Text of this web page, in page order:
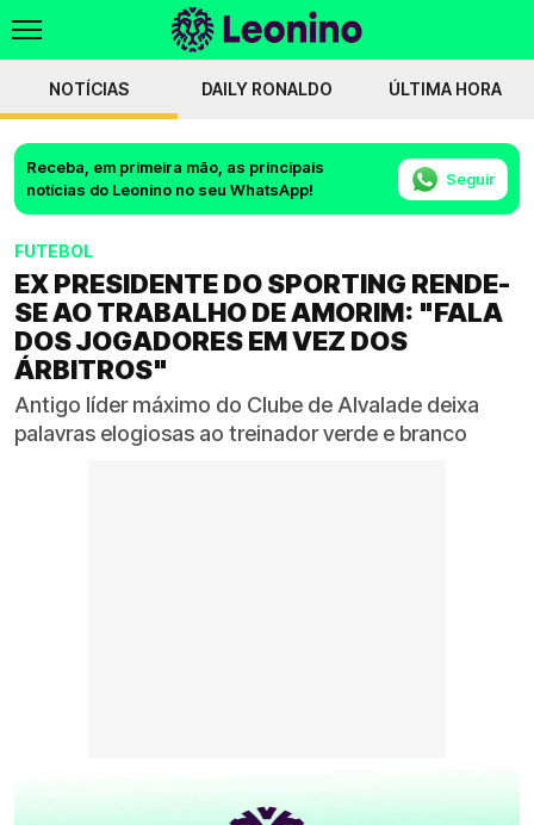
NOTÍCIAS DAILY RONALDO ÚLTIMA HORA
Receba, em primeira mão, as principais
notícias do Leonino no seu WhatsApp!
Seguir
FUTEBOL
EX PRESIDENTE DO SPORTING RENDE-
SE AO TRABALHO DE AMORIM: "FALA
DOS JOGADORES EM VEZ DOS
ÁRBITROS"
Antigo líder máximo do Clube de Alvalade deixa
palavras elogiosas ao treinador verde e branco